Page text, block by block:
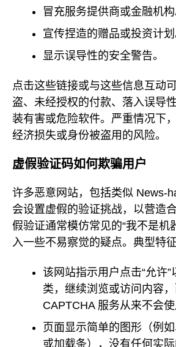
冒充服务提供商或金融机构
宣传捏造的赠品或投资计划
显示误导性的安全警告。
点击这些链接或与这些信息互动
盗、未经授权的付款、落入误导
装有害或危险软件。严重情况下
经济损失或身份被盗用的风险。
虚假验证码如何欺骗用户
许多恶意网站，包括类似 News-
会设置虚假的验证挑战，以营造
假验证通常模仿常见的“我不是机
入一些不易察觉的疑点。典型特征
该网站指示用户点击“允许”
类，继续浏览或访问内容
CAPTCHA 服务从来不会使
页面显示简单的图形（例
或加载条），没有任何实际